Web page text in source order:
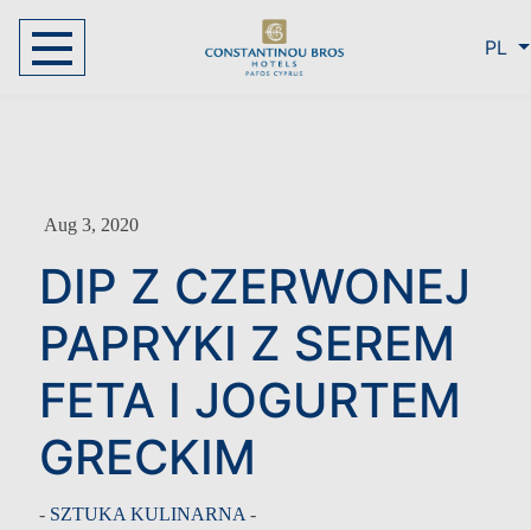
PL
Aug 3, 2020
DIP Z CZERWONEJ
PAPRYKI Z SEREM
FETA I JOGURTEM
GRECKIM
- SZTUKA KULINARNA -